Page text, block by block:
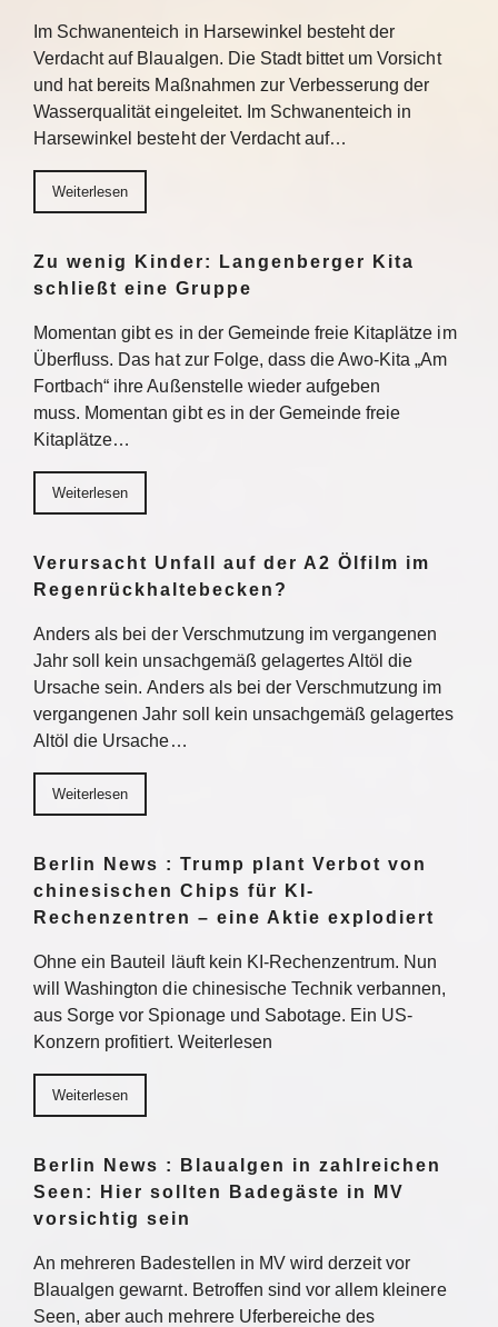
Im Schwanenteich in Harsewinkel besteht der
Verdacht auf Blaualgen. Die Stadt bittet um Vorsicht
und hat bereits Maßnahmen zur Verbesserung der
Wasserqualität eingeleitet. Im Schwanenteich in
Harsewinkel besteht der Verdacht auf…
Weiterlesen
Zu wenig Kinder: Langenberger Kita
schließt eine Gruppe
Momentan gibt es in der Gemeinde freie Kitaplätze im
Überfluss. Das hat zur Folge, dass die Awo-Kita „Am
Fortbach“ ihre Außenstelle wieder aufgeben
muss. Momentan gibt es in der Gemeinde freie
Kitaplätze…
Weiterlesen
Verursacht Unfall auf der A2 Ölfilm im
Regenrückhaltebecken?
Anders als bei der Verschmutzung im vergangenen
Jahr soll kein unsachgemäß gelagertes Altöl die
Ursache sein. Anders als bei der Verschmutzung im
vergangenen Jahr soll kein unsachgemäß gelagertes
Altöl die Ursache…
Weiterlesen
Berlin News : Trump plant Verbot von
chinesischen Chips für KI-
Rechenzentren – eine Aktie explodiert
Ohne ein Bauteil läuft kein KI-Rechenzentrum. Nun
will Washington die chinesische Technik verbannen,
aus Sorge vor Spionage und Sabotage. Ein US-
Konzern profitiert. Weiterlesen
Weiterlesen
Berlin News : Blaualgen in zahlreichen
Seen: Hier sollten Badegäste in MV
vorsichtig sein
An mehreren Badestellen in MV wird derzeit vor
Blaualgen gewarnt. Betroffen sind vor allem kleinere
Seen, aber auch mehrere Uferbereiche des